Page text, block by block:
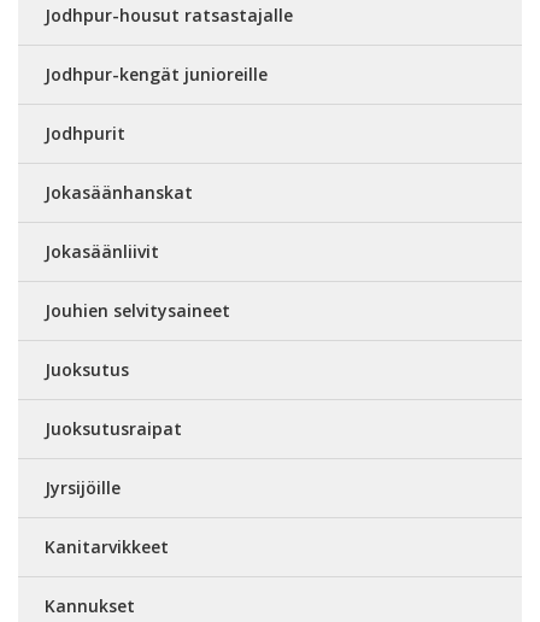
Jodhpur-housut ratsastajalle
Jodhpur-kengät junioreille
Jodhpurit
Jokasäänhanskat
Jokasäänliivit
Jouhien selvitysaineet
Juoksutus
Juoksutusraipat
Jyrsijöille
Kanitarvikkeet
Kannukset